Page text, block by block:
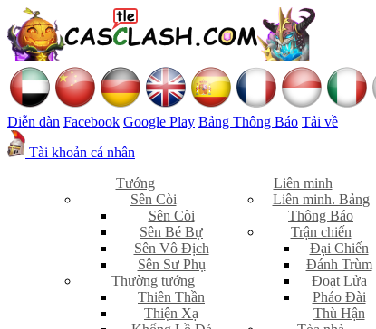
Diễn đàn Facebook Google Play Bảng Thông Báo Tải về
Tài khoản cá nhân
Tướng
Sên Còi
Sên Còi
Sên Bé Bự
Sên Vô Địch
Sên Sư Phụ
Thường tướng
Thiên Thần
Thiện Xạ
Liên minh
Liên minh. Bảng
Thông Báo
Trận chiến
Đại Chiến
Đánh Trùm
Đoạt Lửa
Pháo Đài
Thù Hận